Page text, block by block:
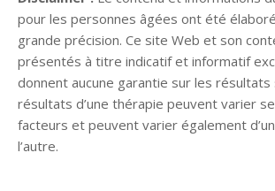
pour les personnes âgées ont été
grande précision. Ce site Web et son
présentés à titre indicatif et informatif
donnent aucune garantie sur les résultats
résultats d’une thérapie peuvent varier
facteurs et peuvent varier également
l’autre.